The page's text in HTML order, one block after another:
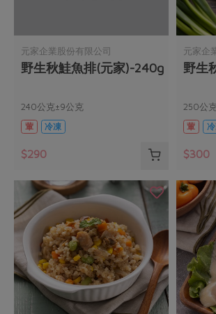
元家企業股份有限公司
野生秋鮭魚排(元家)-240g
240公克±9公克
葷
冷凍
$290
元家企
野生
250公
葷
$300